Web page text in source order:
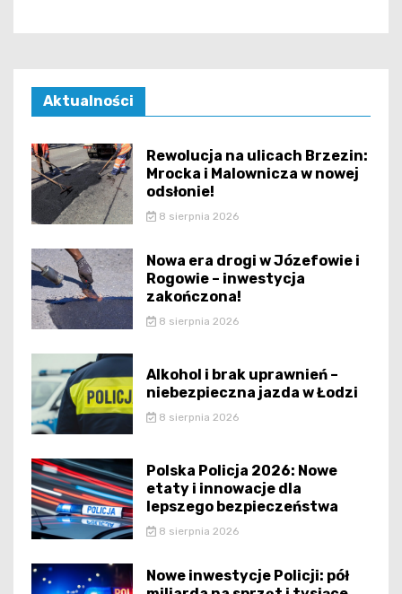
Aktualności
Rewolucja na ulicach Brzezin:
Mrocka i Malownicza w nowej
odsłonie!
8 sierpnia 2026
Nowa era drogi w Józefowie i
Rogowie – inwestycja
zakończona!
8 sierpnia 2026
Alkohol i brak uprawnień –
niebezpieczna jazda w Łodzi
8 sierpnia 2026
Polska Policja 2026: Nowe
etaty i innowacje dla
lepszego bezpieczeństwa
8 sierpnia 2026
Nowe inwestycje Policji: pół